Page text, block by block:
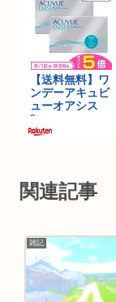
関連記事
雑記